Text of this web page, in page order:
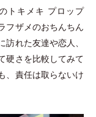
トキメキ プロップ
フザメのおちんちん
れた友達や恋人、
硬さを比較してみて
、責任は取らないけ